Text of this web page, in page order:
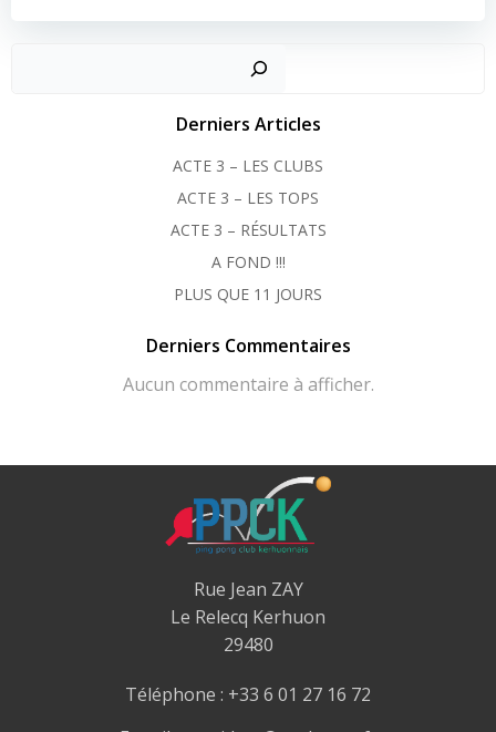
Derniers Articles
ACTE 3 – LES CLUBS
ACTE 3 – LES TOPS
ACTE 3 – RÉSULTATS
A FOND !!!
PLUS QUE 11 JOURS
Derniers Commentaires
Aucun commentaire à afficher.
Rue Jean ZAY
Le Relecq Kerhuon
29480
Téléphone : +33 6 01 27 16 72